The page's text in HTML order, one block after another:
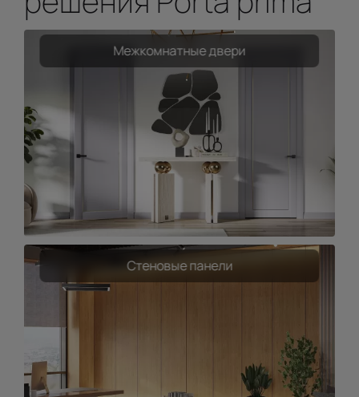
Межкомнатные двери
Стеновые панели